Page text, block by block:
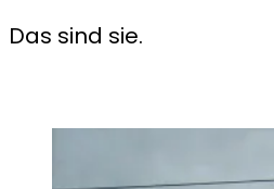
Das sind sie.